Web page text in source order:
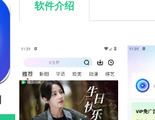
软件介绍